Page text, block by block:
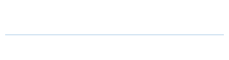
W E T K I